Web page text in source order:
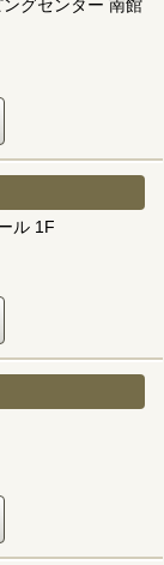
グセンター 南館
ル 1F